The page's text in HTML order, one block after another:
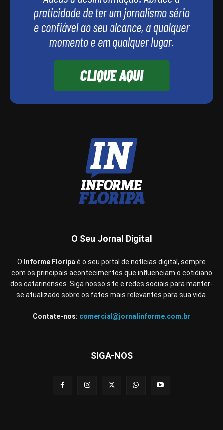
O Seu Jornal Digital
O Informe Floripa é o seu portal de notícias digital, sempre
com os principais acontecimentos que influenciam o cotidiano
dos catarinenses. Siga nosso site e redes sociais para manter-
se atualizado sobre os fatos mais relevantes para sua vida.
Contate-nos: comercial@jornalinforme.com.br
SIGA-NOS